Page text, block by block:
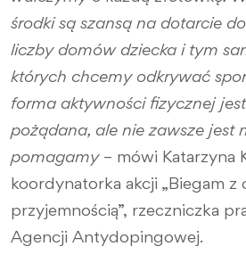
środki są szansą na dotarcie
liczby domów dziecka i tym
których chcemy odkrywać
forma aktywności fizycznej
pożądana, ale nie zawsze jest
pomagamy– mówi Katarzyna
koordynatorka akcji „Biegam z
przyjemnością”, rzeczniczka
Agencji Antydopingowej.